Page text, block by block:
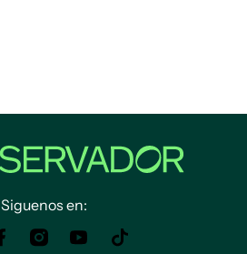
Siguenos en: